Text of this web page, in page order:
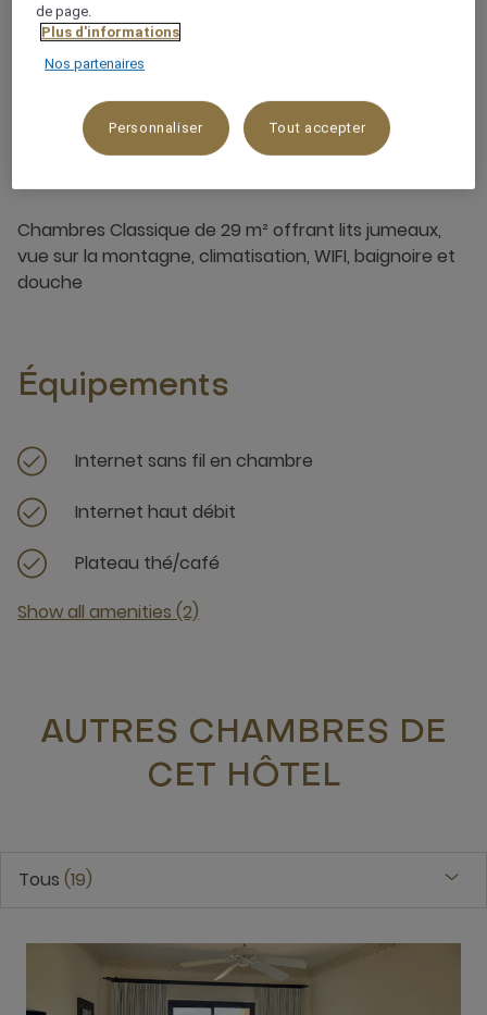
3 x
Chambres Classique de 29 m² offrant lits jumeaux,
vue sur la montagne, climatisation, WIFI, baignoire et
douche
Équipements
Internet sans fil en chambre
Internet haut débit
Plateau thé/café
Show all amenities (2)
AUTRES CHAMBRES DE
CET HÔTEL
Tous 19
de page.
Plus d'informations
Nos partenaires
Personnaliser Tout accepter